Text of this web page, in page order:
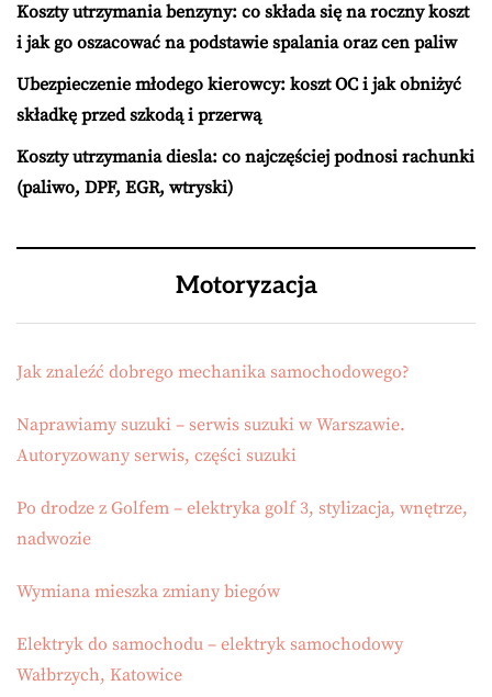
Koszty utrzymania benzyny: co składa się na roczny koszt
i jak go oszacować na podstawie spalania oraz cen paliw
Ubezpieczenie młodego kierowcy: koszt OC i jak obniżyć
składkę przed szkodą i przerwą
Koszty utrzymania diesla: co najczęściej podnosi rachunki
(paliwo, DPF, EGR, wtryski)
Motoryzacja
Jak znaleźć dobrego mechanika samochodowego?
Naprawiamy suzuki – serwis suzuki w Warszawie.
Autoryzowany serwis, części suzuki
Po drodze z Golfem – elektryka golf 3, stylizacja, wnętrze,
nadwozie
Wymiana mieszka zmiany biegów
Elektryk do samochodu – elektryk samochodowy
Wałbrzych, Katowice